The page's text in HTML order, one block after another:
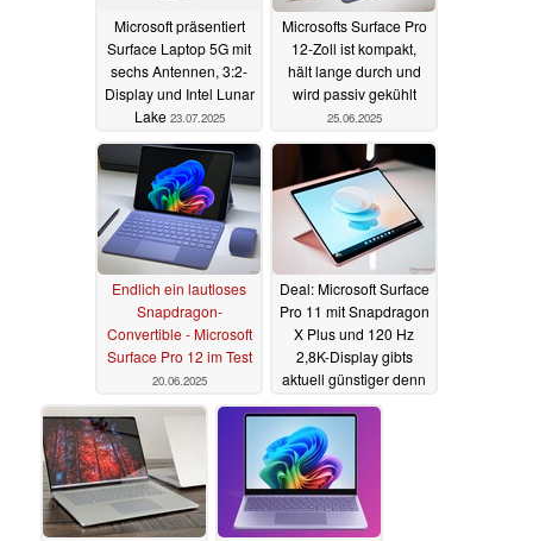
Microsoft präsentiert
Surface Laptop 5G mit
sechs Antennen, 3:2-
Display und Intel Lunar
Lake 23.07.2025
Microsofts Surface Pro
12-Zoll ist kompakt,
hält lange durch und
wird passiv gekühlt
25.06.2025
Endlich ein lautloses
Snapdragon-
Convertible - Microsoft
Surface Pro 12 im Test
20.06.2025
Deal: Microsoft Surface
Pro 11 mit Snapdragon
X Plus und 120 Hz
2,8K-Display gibts
aktuell günstiger denn
10.06.2025